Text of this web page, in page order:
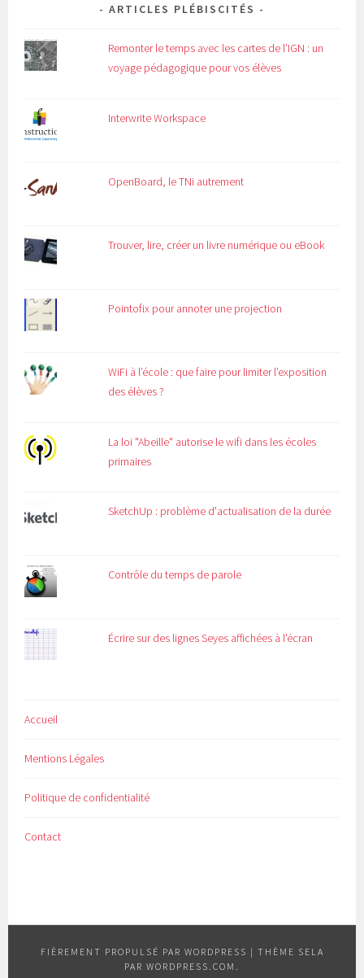
ARTICLES PLÉBISCITÉS
Remonter le temps avec les cartes de l’IGN : un
voyage pédagogique pour vos élèves
Interwrite Workspace
OpenBoard, le TNi autrement
Trouver, lire, créer un livre numérique ou eBook
Pointofix pour annoter une projection
WiFi à l’école : que faire pour limiter l’exposition
des élèves ?
La loi "Abeille" autorise le wifi dans les écoles
primaires
SketchUp : problème d'actualisation de la durée
Contrôle du temps de parole
Écrire sur des lignes Seyes affichées à l'écran
Accueil
Mentions Légales
Politique de confidentialité
Contact
FIÈREMENT PROPULSÉ PAR WORDPRESS | THÈME SELA
PAR WORDPRESS.COM .